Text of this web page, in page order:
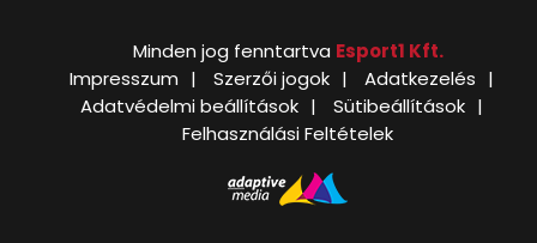
Minden jog fenntartva Esport1 Kft.
Impresszum
Szerzői jogok
Adatkezelés
Adatvédelmi beállítások
Sütibeállítások
Felhasználási Feltételek